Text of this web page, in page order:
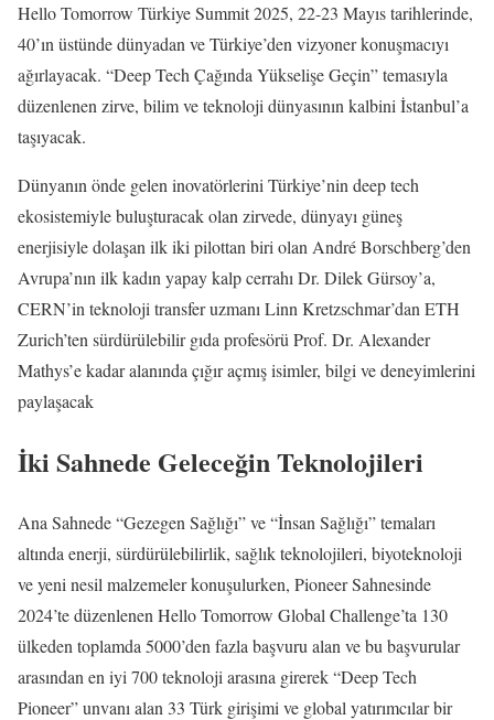
Hello Tomorrow Türkiye Summit 2025, 22-23 Mayıs tarihlerinde,
40’ın üstünde dünyadan ve Türkiye’den vizyoner konuşmacıyı
ağırlayacak. “Deep Tech Çağında Yükselişe Geçin” temasıyla
düzenlenen zirve, bilim ve teknoloji dünyasının kalbini İstanbul’a
taşıyacak.
Dünyanın önde gelen inovatörlerini Türkiye’nin deep tech
ekosistemiyle buluşturacak olan zirvede, dünyayı güneş
enerjisiyle dolaşan ilk iki pilottan biri olan André Borschberg’den
Avrupa’nın ilk kadın yapay kalp cerrahı Dr. Dilek Gürsoy’a,
CERN’in teknoloji transfer uzmanı Linn Kretzschmar’dan ETH
Zurich’ten sürdürülebilir gıda profesörü Prof. Dr. Alexander
Mathys’e kadar alanında çığır açmış isimler, bilgi ve deneyimlerini
paylaşacak
İki Sahnede Geleceğin Teknolojileri
Ana Sahnede “Gezegen Sağlığı” ve “İnsan Sağlığı” temaları
altında enerji, sürdürülebilirlik, sağlık teknolojileri, biyoteknoloji
ve yeni nesil malzemeler konuşulurken, Pioneer Sahnesinde
2024’te düzenlenen Hello Tomorrow Global Challenge’ta 130
ülkeden toplamda 5000’den fazla başvuru alan ve bu başvurular
arasından en iyi 700 teknoloji arasına girerek “Deep Tech
Pioneer” unvanı alan 33 Türk girişimi ve global yatırımcılar bir